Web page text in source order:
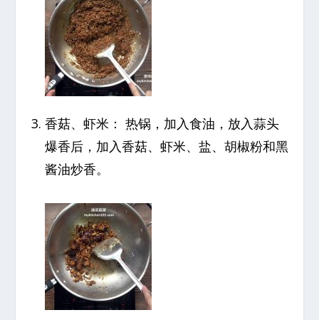
香菇、虾米： 热锅，加入食油，放入蒜头
爆香后，加入香菇、虾米、盐、胡椒粉和黑
酱油炒香。